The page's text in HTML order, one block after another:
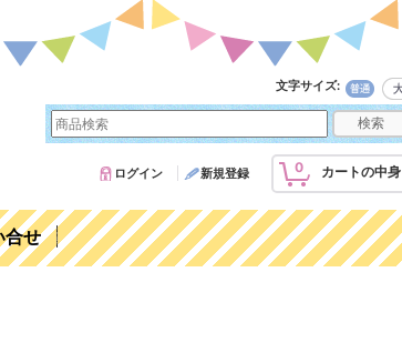
文字サイズ:
0 カートの中身
ログイン 新規登録
合せ